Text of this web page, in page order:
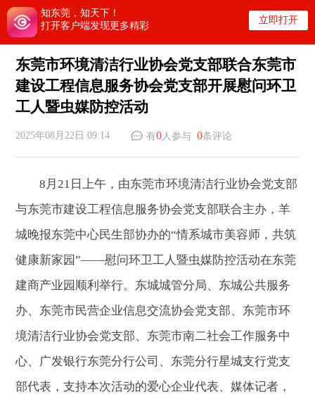
知东莞，知天下！
打开客户端发现更多精彩
立即打开
东莞市环境清洁行业协会党支部联合东莞市
建设工程信息服务协会党支部开展慰问环卫
工人暨虫媒防控活动
2025年08月22日 09:14 有0人参与0条评论
8月21日上午，由东莞市环境清洁行业协会党支部
与东莞市建设工程信息服务协会党支部联合主办，羊
城晚报东莞中心民生部协办的“情系城市美容师，共筑
健康新家园”——慰问环卫工人暨虫媒防控活动在东莞
建商产业园顺利举行。东城城管分局、东城公共服务
办、东莞市民营企业信息交流协会党支部、东莞市环
境清洁行业协会党支部、东莞市南二社会工作服务中
心、广发银行东莞分行公司、东莞分行星城支行党支
部代表，支持本次活动的爱心企业代表、媒体记者，